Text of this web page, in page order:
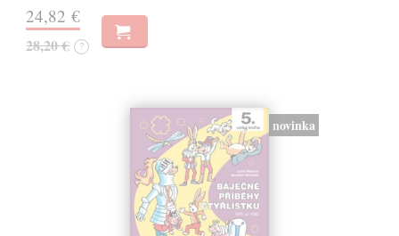
24,82 €
28,20 € ?
novinka